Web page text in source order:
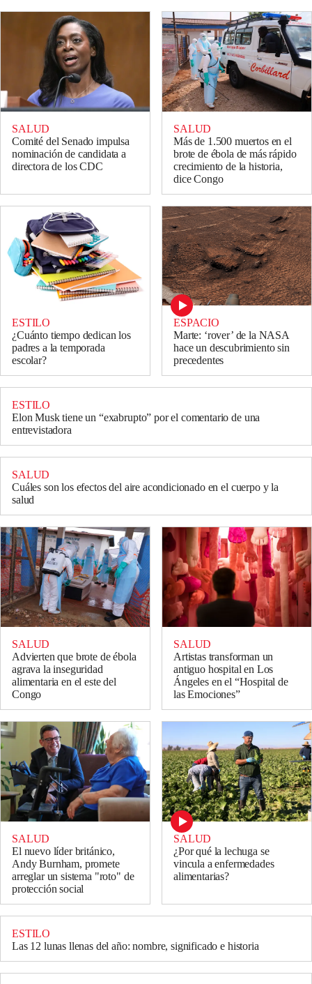
SALUD
Comité del Senado impulsa
nominación de candidata a
directora de los CDC
SALUD
Más de 1.500 muertos en el
brote de ébola de más rápido
crecimiento de la historia,
dice Congo
ESTILO
¿Cuánto tiempo dedican los
padres a la temporada
escolar?
ESPACIO
Marte: ‘rover’ de la NASA
hace un descubrimiento sin
precedentes
ESTILO
Elon Musk tiene un “exabrupto” por el comentario de una
entrevistadora
SALUD
Cuáles son los efectos del aire acondicionado en el cuerpo y la
salud
SALUD
Advierten que brote de ébola
agrava la inseguridad
alimentaria en el este del
Congo
SALUD
Artistas transforman un
antiguo hospital en Los
Ángeles en el “Hospital de
las Emociones”
SALUD
El nuevo líder británico,
Andy Burnham, promete
arreglar un sistema "roto" de
protección social
SALUD
¿Por qué la lechuga se
vincula a enfermedades
alimentarias?
ESTILO
Las 12 lunas llenas del año: nombre, significado e historia